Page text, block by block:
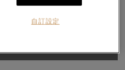
自訂設定